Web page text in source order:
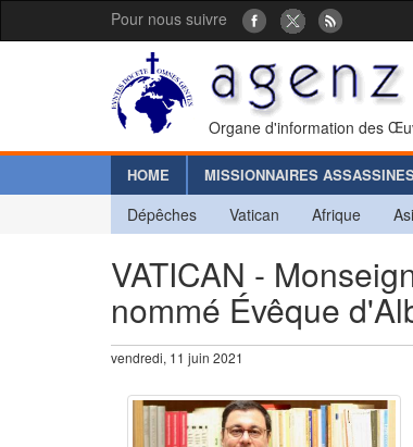
Pour nous suivre
Organe d'information des
HOME MISSIONNAIRES
Dépêches Vatican Afrique
VATICAN -
nommé Évêque
vendredi, 11 juin 2021